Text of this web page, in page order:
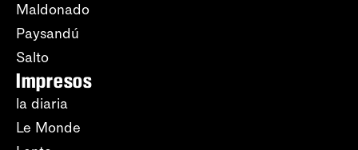
Maldonado
Paysandú
Salto
Impresos
la diaria
Le Monde